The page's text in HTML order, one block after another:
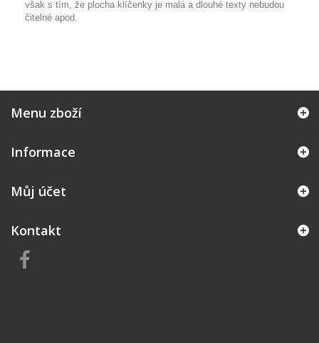
však s tím, že plocha klíčenky je malá a dlouhé texty nebudou
čitelné apod.
Menu zboží
Informace
Můj účet
Kontakt